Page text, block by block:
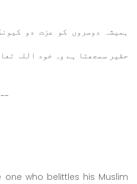
ہمیشہ دوسروں کو عزت دو
حقیر سمجھتا ہے وہ خود اللہ
who belittles his Muslim